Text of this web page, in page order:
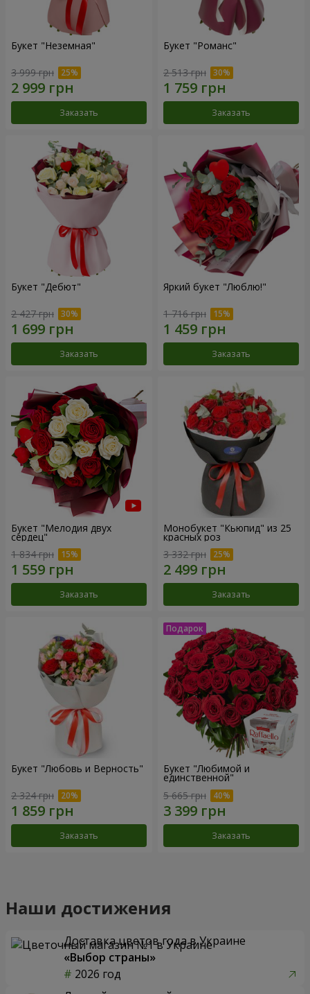
Букет "Неземная"
3 999 грн
Заказать
Букет "Романс"
2 513 грн
Заказать
Букет "Дебют"
2 427 грн
Заказать
Яркий букет "Люблю!"
1 716 грн
Заказать
Букет "Мелодия двух
сердец"
1 834 грн
Заказать
Монобукет "Кьюпид" из 25
красных роз
3 332 грн
Заказать
Букет "Любовь и Верность"
2 324 грн
Заказать
Букет "Любимой и
единственной"
5 665 грн
Заказать
Наши достижения
Доставка цветов года в Украине
«Выбор страны»
2026 год